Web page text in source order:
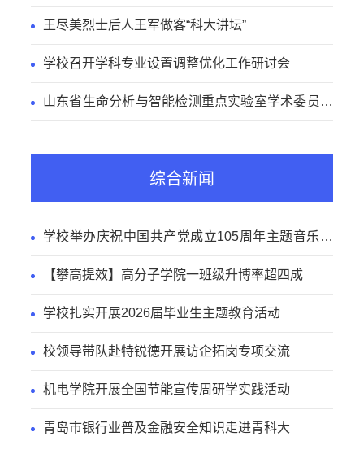
王尽美烈士后人王军做客“科大讲坛”
学校召开学科专业设置调整优化工作研讨会
山东省生命分析与智能检测重点实验室学术委员会
综合新闻
学校举办庆祝中国共产党成立105周年主题音乐党
【攀高提效】高分子学院一班级升博率超四成
学校扎实开展2026届毕业生主题教育活动
校领导带队赴特锐德开展访企拓岗专项交流
机电学院开展全国节能宣传周研学实践活动
青岛市银行业普及金融安全知识走进青科大